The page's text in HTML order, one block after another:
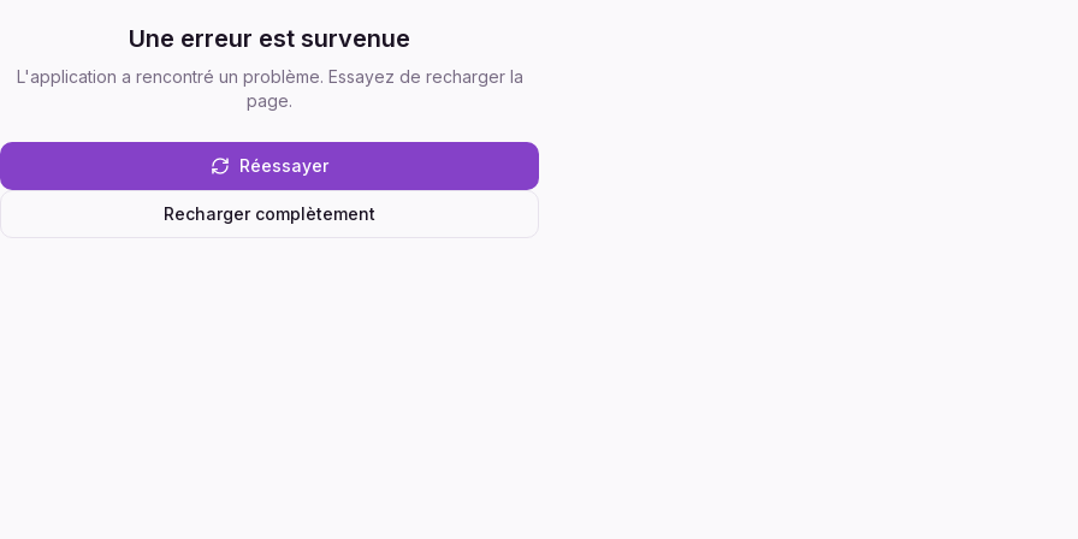
Une erreur est survenue
L'application a rencontré un problème. Essayez de recharger la
page.
Réessayer
Recharger complètement